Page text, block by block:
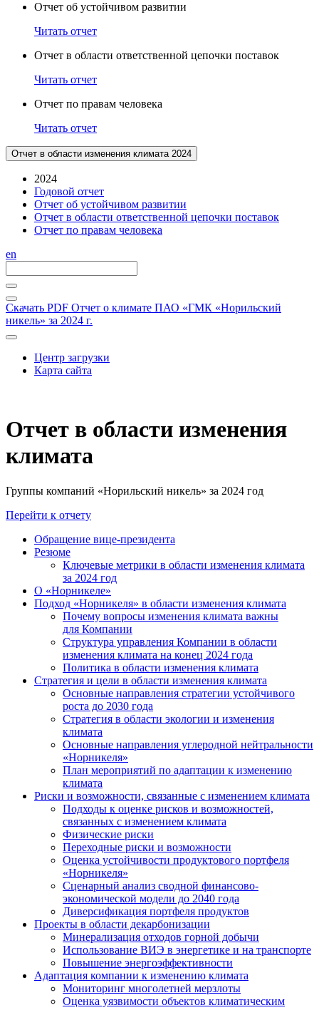
Отчет об устойчивом развитии
Читать отчет
Отчет в области ответственной цепочки поставок
Читать отчет
Отчет по правам человека
Читать отчет
Отчет в области изменения климата 2024
2024
Годовой отчет
Отчет об устойчивом развитии
Отчет в области ответственной цепочки поставок
Отчет по правам человека
en
Скачать PDF Отчет о климате ПАО «ГМК «Норильский
никель» за 2024 г.
Центр загрузки
Карта сайта
Отчет в области изменения
климата
Группы компаний «Норильский никель» за 2024 год
Перейти к отчету
Обращение вице-президента
Резюме
Ключевые метрики в области изменения климата
за 2024 год
О «Норникеле»
Подход «Норникеля» в области изменения климата
Почему вопросы изменения климата важны
для Компании
Структура управления Компании в области
изменения климата на конец 2024 года
Политика в области изменения климата
Стратегия и цели в области изменения климата
Основные направления стратегии устойчивого
роста до 2030 года
Стратегия в области экологии и изменения
климата
Основные направления углеродной нейтральности
«Норникеля»
План мероприятий по адаптации к изменению
климата
Риски и возможности, связанные с изменением климата
Подходы к оценке рисков и возможностей,
связанных с изменением климата
Физические риски
Переходные риски и возможности
Оценка устойчивости продуктового портфеля
«Норникеля»
Сценарный анализ сводной финансово-
экономической модели до 2040 года
Диверсификация портфеля продуктов
Проекты в области декарбонизации
Минерализация отходов горной добычи
Использование ВИЭ в энергетике и на транспорте
Повышение энергоэффективности
Адаптация компании к изменению климата
Мониторинг многолетней мерзлоты
Оценка уязвимости объектов климатическим